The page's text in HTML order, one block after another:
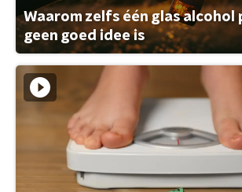
Waarom zelfs één glas alcohol
geen goed idee is